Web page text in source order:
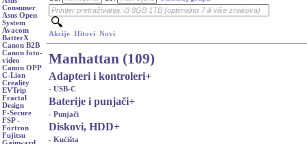
Consumer
Asus Open
System
Avacom
BatterX
Canon B2B
Canon foto-
video
Canon OPP
C-Lion
Creality
EVTrip
Fractal
Design
F-Secure
FSP -
Fortron
Fujitsu
Akcije Hitovi Novi
Manhattan (109)
Adapteri i kontroleri+
- USB-C
Baterije i punjači+
- Punjači
Diskovi, HDD+
- Kućišta